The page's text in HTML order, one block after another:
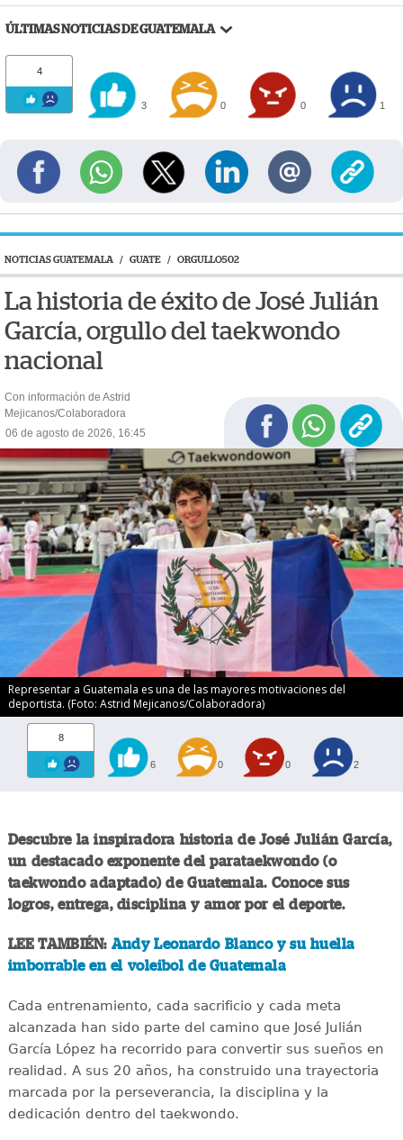
ÚLTIMAS NOTICIAS DE GUATEMALA
4
3 0 0 1
NOTICIAS GUATEMALA / GUATE / ORGULLO502
La historia de éxito de José Julián
García, orgullo del taekwondo
nacional
Con información de Astrid
Mejicanos/Colaboradora
06 de agosto de 2026, 16:45
Representar a Guatemala es una de las mayores motivaciones del
deportista. (Foto: Astrid Mejicanos/Colaboradora)
8
6 0 0 2
Descubre la inspiradora historia de José Julián García,
un destacado exponente del parataekwondo (o
taekwondo adaptado) de Guatemala. Conoce sus
logros, entrega, disciplina y amor por el deporte.
LEE TAMBIÉN: Andy Leonardo Blanco y su huella
imborrable en el voleibol de Guatemala
Cada entrenamiento, cada sacrificio y cada meta
alcanzada han sido parte del camino que José Julián
García López ha recorrido para convertir sus sueños en
realidad. A sus 20 años, ha construido una trayectoria
marcada por la perseverancia, la disciplina y la
dedicación dentro del taekwondo.